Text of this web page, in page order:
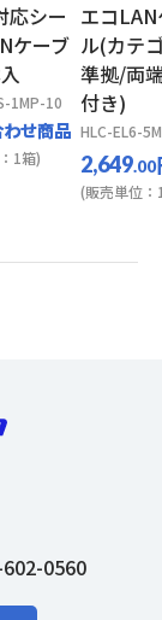
応シー
ケーブ
1MP-10
せ商品
1箱)
エコ
ル(カテ
準拠/両
付き)
HLC-EL6-
2,649.00
(販売単位：
0560